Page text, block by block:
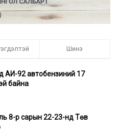
Шинэ
АИ-92 автобензиний 17
байна
8-р сарын 22-23-нд Төв